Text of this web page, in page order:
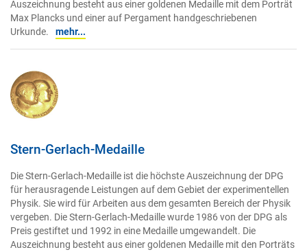
Auszeichnung besteht aus einer goldenen Medaille mit dem Porträt
Max Plancks und einer auf Pergament handgeschriebenen
Urkunde.
mehr...
Stern-Gerlach-Medaille
Die Stern-Gerlach-Medaille ist die höchste Auszeichnung der DPG
für herausragende Leistungen auf dem Gebiet der experimentellen
Physik. Sie wird für Arbeiten aus dem gesamten Bereich der Physik
vergeben. Die Stern-Gerlach-Medaille wurde 1986 von der DPG als
Preis gestiftet und 1992 in eine Medaille umgewandelt. Die
Auszeichnung besteht aus einer goldenen Medaille mit den Porträts